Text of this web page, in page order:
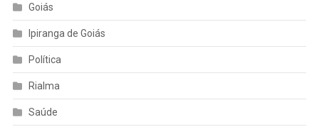
Goiás
Ipiranga de Goiás
Política
Rialma
Saúde